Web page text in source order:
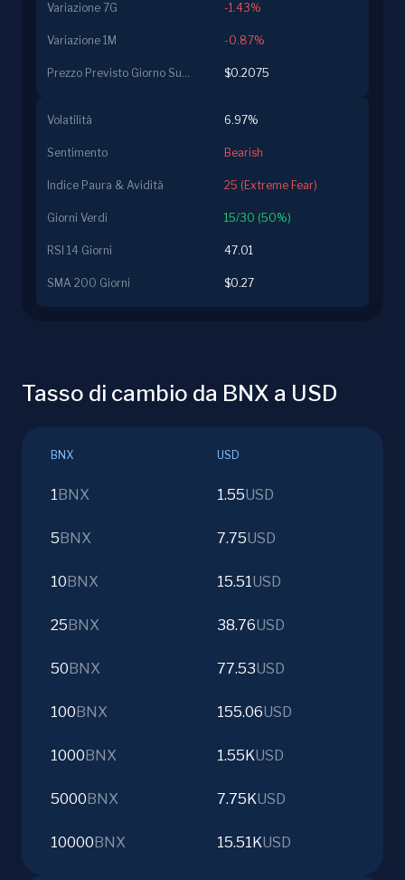
Variazione 7G -1.43%
Variazione 1M -0.87%
Prezzo Previsto Giorno Successivo $0.2075
Volatilità 6.97%
Sentimento Bearish
Indice Paura & Avidità 25 (Extreme Fear)
Giorni Verdi 15/30 (50%)
RSI 14 Giorni 47.01
SMA 200 Giorni $0.27
Tasso di cambio da BNX a USD
BNX USD
1 BNX 1.55USD
5 BNX 7.75USD
10 BNX 15.51USD
25 BNX 38.76USD
50 BNX 77.53USD
100 BNX 155.06USD
1000 BNX 1.55KUSD
5000 BNX 7.75KUSD
10000 BNX 15.51KUSD